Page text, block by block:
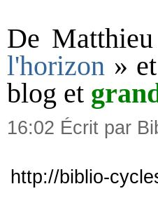
De
l'horizon »
blog et
16:02 Écrit par
http://biblio-